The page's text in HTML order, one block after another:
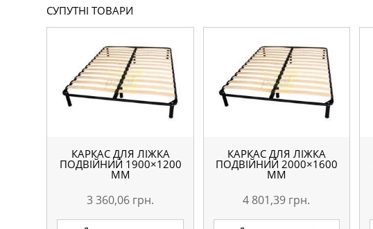
СУПУТНІ ТОВАРИ
КАРКАС ДЛЯ ЛІЖКА
ПОДВІЙНИЙ 1900×1200
ММ
3 360,06 грн.
КАРКАС ДЛЯ ЛІЖКА
ПОДВІЙНИЙ 2000×1600
ММ
4 801,39 грн.